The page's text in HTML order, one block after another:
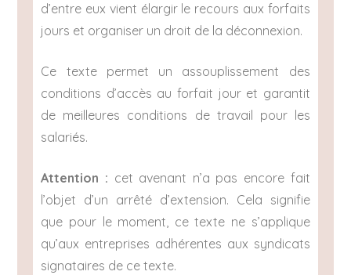
d’entre eux vient élargir le recours aux forfaits
jours et organiser un droit de la déconnexion.
Ce texte permet un assouplissement des
conditions d’accès au forfait jour et garantit
de meilleures conditions de travail pour les
salariés.
Attention : cet avenant n’a pas encore fait
l’objet d’un arrêté d’extension. Cela signifie
que pour le moment, ce texte ne s’applique
qu’aux entreprises adhérentes aux syndicats
signataires de ce texte.